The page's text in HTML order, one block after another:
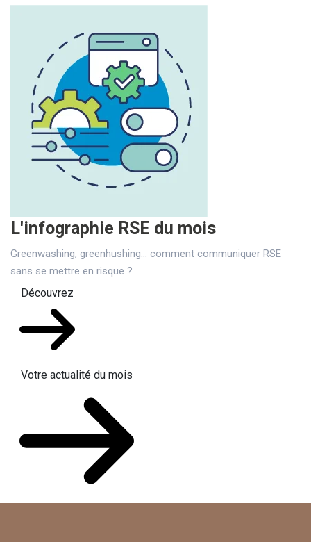
L'infographie RSE du mois
Greenwashing, greenhushing… comment communiquer RSE
sans se mettre en risque ?
Découvrez
Votre actualité du mois